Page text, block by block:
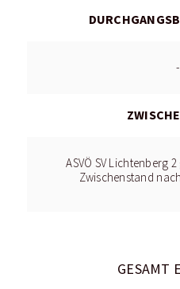
-
ASVÖ SV Lichtenberg
Zwischenstand
GESAMT